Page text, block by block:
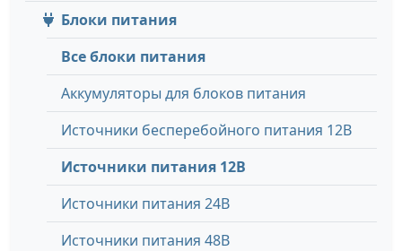
Блоки питания
Все блоки питания
Аккумуляторы для блоков питания
Источники бесперебойного питания 12В
Источники питания 12В
Источники питания 24В
Источники питания 48В